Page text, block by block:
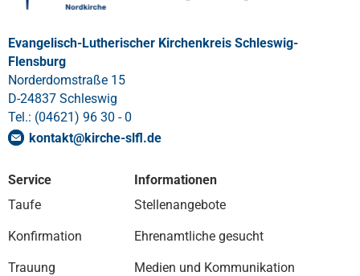
Evangelisch-Lutherischer Kirchenkreis Schleswig-
Flensburg
Norderdomstraße 15
D-24837 Schleswig
Tel.: (04621) 96 30 - 0
kontakt@kirche-slfl.de
Service
Taufe
Konfirmation
Trauung
Informationen
Stellenangebote
Ehrenamtliche gesucht
Medien und Kommunikation